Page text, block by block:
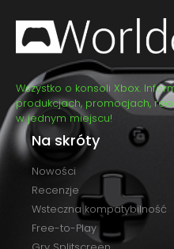
Wszystko o konsoli Xbox.
produkcjach, promocjach,
w jednym miejscu!
Na skróty
Nowości
Recenzje
Wsteczna kompatybilność
Free-to-Play